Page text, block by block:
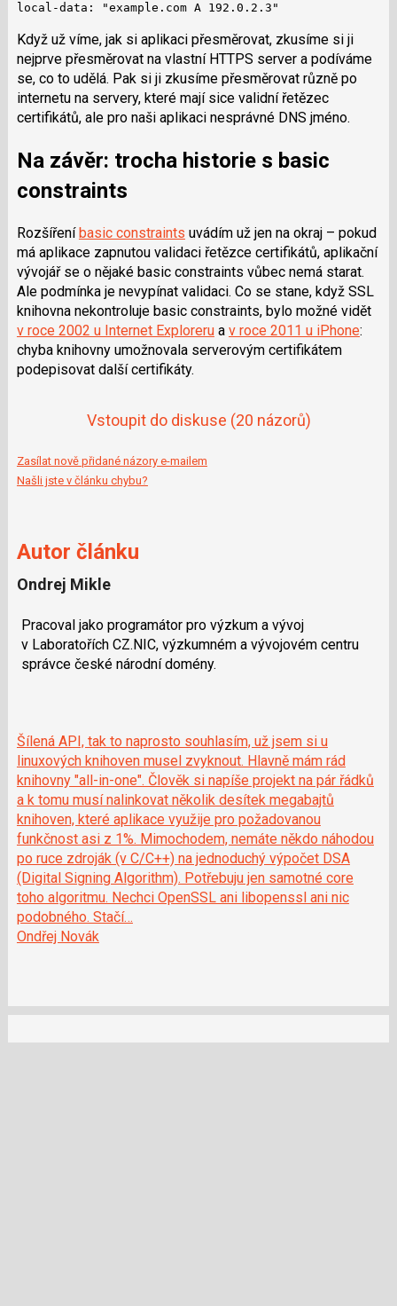
local-data: "example.com A 192.0.2.3"
Když už víme, jak si aplikaci přesměrovat, zkusíme si ji
nejprve přesměrovat na vlastní HTTPS server a podíváme
se, co to udělá. Pak si ji zkusíme přesměrovat různě po
internetu na servery, které mají sice validní řetězec
certifikátů, ale pro naši aplikaci nesprávné DNS jméno.
Na závěr: trocha historie s basic
constraints
Rozšířeníbasic constraints uvádím už jen na okraj – pokud
má aplikace zapnutou validaci řetězce certifikátů, aplikační
vývojář se o nějaké basic constraints vůbec nemá starat.
Ale podmínka je nevypínat validaci. Co se stane, když SSL
knihovna nekontroluje basic constraints, bylo možné vidět
v roce 2002 u Internet Explorerua v roce 2011 u iPhone:
chyba knihovny umožnovala serverovým certifikátem
podepisovat další certifikáty.
Vstoupit do diskuse (20 názorů)
Zasílat nově přidané názory e-mailem
Našli jste v článku chybu?
Autor článku
Ondrej Mikle
Pracoval jako programátor pro výzkum a vývoj
v Laboratořích CZ.NIC, výzkumném a vývojovém centru
správce české národní domény.
Šílená API, tak to naprosto souhlasím, už jsem si u
linuxových knihoven musel zvyknout. Hlavně mám rád
knihovny "all-in-one". Člověk si napíše projekt na pár řádků
a k tomu musí nalinkovat několik desítek megabajtů
knihoven, které aplikace využije pro požadovanou
funkčnost asi z 1%. Mimochodem, nemáte někdo náhodou
po ruce zdroják (v C/C++) na jednoduchý výpočet DSA
(Digital Signing Algorithm). Potřebuju jen samotné core
toho algoritmu. Nechci OpenSSL ani libopenssl ani nic
podobného. Stačí…
Ondřej Novák